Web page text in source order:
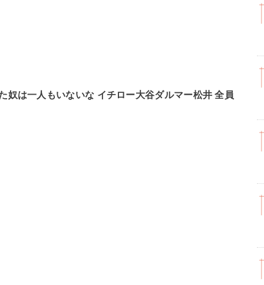
奴は一人もいないな イチロー大谷ダルマー松井 全員